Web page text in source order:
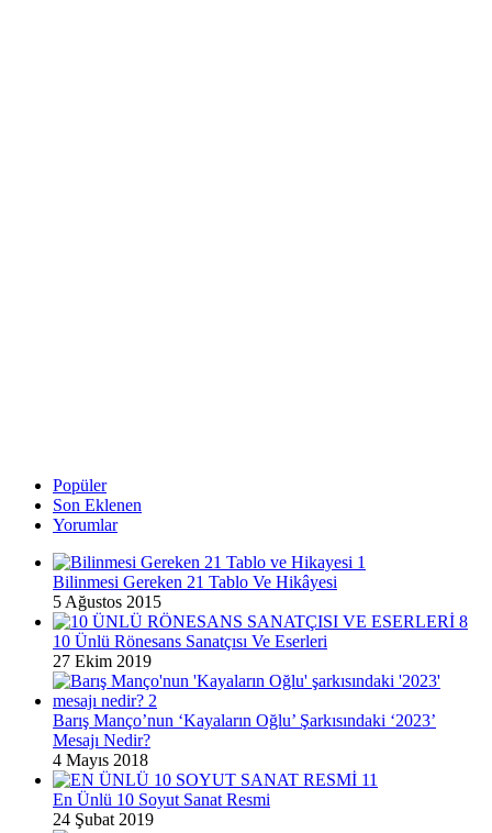
Popüler
Son Eklenen
Yorumlar
Bilinmesi Gereken 21 Tablo Ve Hikâyesi
5 Ağustos 2015
10 Ünlü Rönesans Sanatçısı Ve Eserleri
27 Ekim 2019
Barış Manço’nun ‘Kayaların Oğlu’ Şarkısındaki ‘2023’
Mesajı Nedir?
4 Mayıs 2018
En Ünlü 10 Soyut Sanat Resmi
24 Şubat 2019